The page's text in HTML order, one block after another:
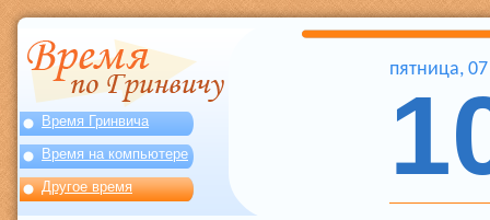
Время Гринвича
Время на компьютере
Другое время
пятница, 07